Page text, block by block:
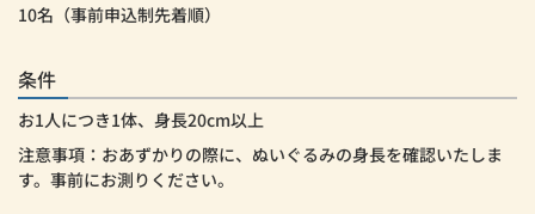
10名（事前申込制先着順）
条件
お1人につき1体、身長20cm以上
注意事項：おあずかりの際に、ぬいぐるみの身長を確認いたしま
す。事前にお測りください。